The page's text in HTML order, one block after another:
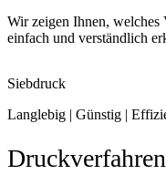
Wir zeigen Ihnen, welches
einfach und verständlich
Siebdruck
Langlebig | Günstig |
Druckverfahren